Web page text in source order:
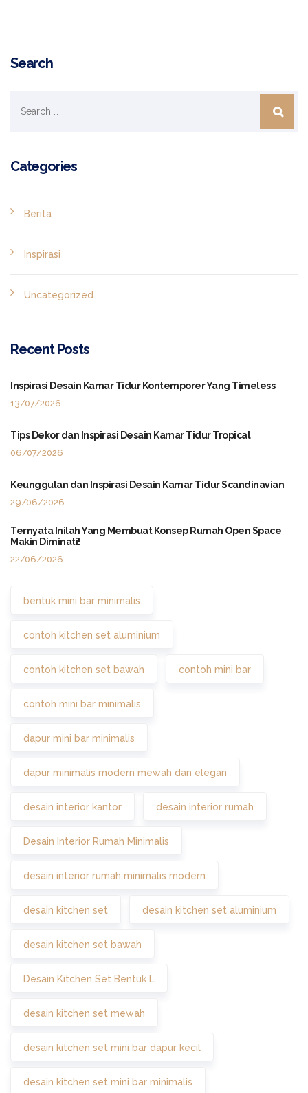
Search
Categories
Berita
Inspirasi
Uncategorized
Recent Posts
Inspirasi Desain Kamar Tidur Kontemporer Yang Timeless
13/07/2026
Tips Dekor dan Inspirasi Desain Kamar Tidur Tropical
06/07/2026
Keunggulan dan Inspirasi Desain Kamar Tidur Scandinavian
29/06/2026
Ternyata Inilah Yang Membuat Konsep Rumah Open Space
Makin Diminati!
22/06/2026
bentuk mini bar minimalis
contoh kitchen set aluminium
contoh kitchen set bawah contoh mini bar
contoh mini bar minimalis
dapur mini bar minimalis
dapur minimalis modern mewah dan elegan
desain interior kantor desain interior rumah
Desain Interior Rumah Minimalis
desain interior rumah minimalis modern
desain kitchen set desain kitchen set aluminium
desain kitchen set bawah
Desain Kitchen Set Bentuk L
desain kitchen set mewah
desain kitchen set mini bar dapur kecil
desain kitchen set mini bar minimalis